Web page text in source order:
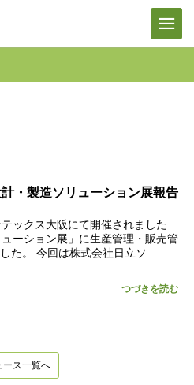
・製造ソリューション展報告
ックス大阪にて開催されました
ーション展」に生産管理・販売管
た。 今回は株式会社日立ソ
つづきを読む
ース一覧へ